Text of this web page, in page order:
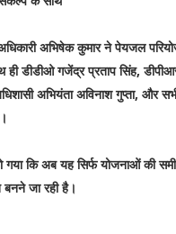
अभिषेक कुमार ने पेयजल
ही डीडीओ गजेंद्र प्रताप सिंह,
अभियंता अविनाश गुप्ता, और
कि अब यह सिर्फ योजनाओं की
जा रही है।